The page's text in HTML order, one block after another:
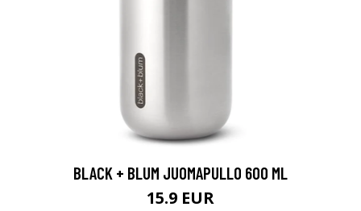
BLACK + BLUM JUOMAPULLO 600 ML
15.9 EUR